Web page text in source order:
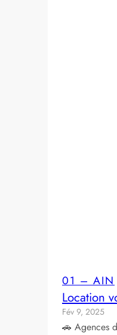
01 – AIN
Location
Fév 9, 2025
🚗 Agences